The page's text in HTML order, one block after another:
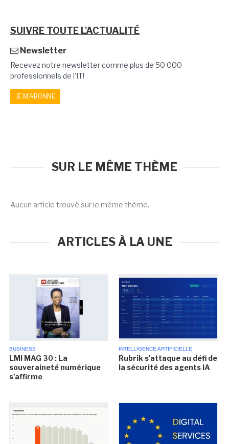
SUIVRE TOUTE L'ACTUALITÉ
Newsletter
Recevez notre newsletter comme plus de 50 000
professionnels de l'IT!
JE M'ABONNE
SUR LE MÊME THÈME
Aucun article trouvé sur le même thème.
ARTICLES À LA UNE
BUSINESS
LMI MAG 30 : La
souveraineté numérique
s'affirme
INTELLIGENCE ARTIFICIELLE
Rubrik s'attaque au défi de
la sécurité des agents IA